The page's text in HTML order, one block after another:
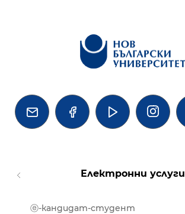
  
Електронни услуги
ⓔ-кандидат-студент